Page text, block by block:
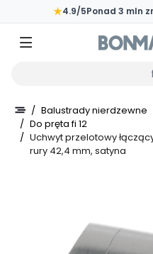
Przejdź do głównej zawartości
★4.9/5Ponad 3 mln
/ Balustrady nierdzewne
/ Do pręta fi 12
/ Uchwyt przelotowy
rury 42,4 mm, satyna